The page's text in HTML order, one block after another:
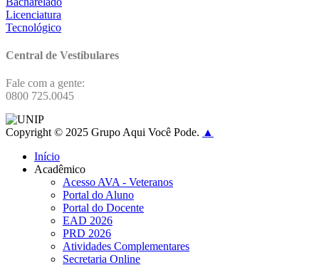
Licenciatura
Tecnológico
Central de Vestibulares
Fale com a gente:
0800 725.0045
Copyright © 2025 Grupo Aqui Você Pode. ▲
Início
Acadêmico
Acesso AVA - Veteranos
Portal do Aluno
Portal do Docente
EAD 2026
PRD 2026
Atividades Complementares
Secretaria Online